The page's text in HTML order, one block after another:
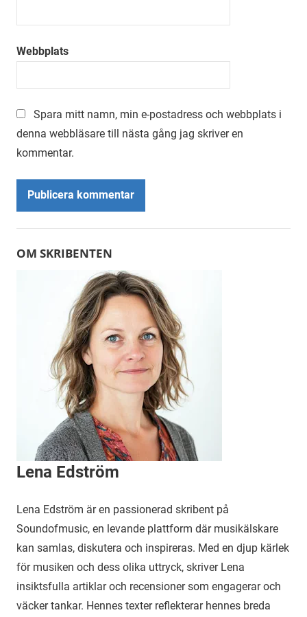
Webbplats
Spara mitt namn, min e-postadress och webbplats i
denna webbläsare till nästa gång jag skriver en
kommentar.
Alternative:
OM SKRIBENTEN
Lena Edström
Lena Edström är en passionerad skribent på
Soundofmusic, en levande plattform där musikälskare
kan samlas, diskutera och inspireras. Med en djup kärlek
för musiken och dess olika uttryck, skriver Lena
insiktsfulla artiklar och recensioner som engagerar och
väcker tankar. Hennes texter reflekterar hennes breda